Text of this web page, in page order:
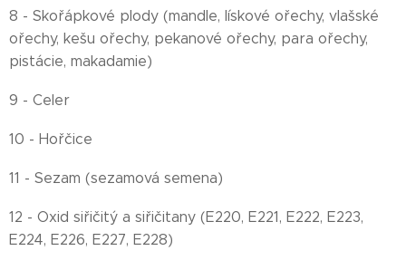
8 - Skořápkové plody (mandle, lískové ořechy, vlašské
ořechy, kešu ořechy, pekanové ořechy, para ořechy,
pistácie, makadamie)
9 - Celer
10 - Hořčice
11 - Sezam (sezamová semena)
12 - Oxid siřičitý a siřičitany (E220, E221, E222, E223,
E224, E226, E227, E228)